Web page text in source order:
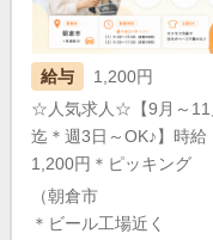
給与
1,200円
☆人気求人☆【9月～11
迄＊週3日～OK♪】時給
1,200円＊ピッキング
（朝倉市
＊ビール工場近く